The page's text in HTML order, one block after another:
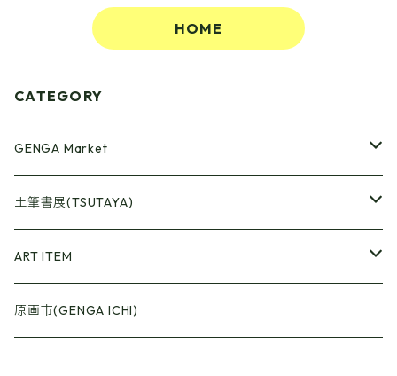
HOME
CATEGORY
GENGA Market
●Artrooming Market
【Artrooming Shop】
【10】
●原画廊+Artrooming Shop
●ONEW Painters Market
土筆書展(TSUTAYA)
画収集
ART ITEM
●Book Cover
原画市(GENGA ICHI)